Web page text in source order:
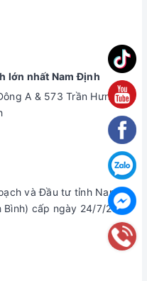
lớn nhất Nam Định
A & 573 Trần Hưng
và Đầu tư tỉnh Nam
Bình) cấp ngày 24/7/2006